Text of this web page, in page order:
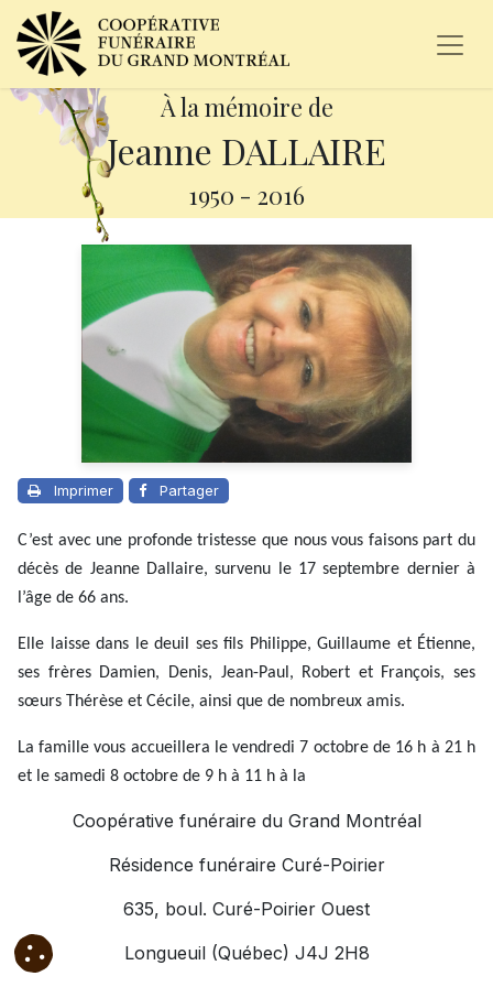
À la mémoire de
Jeanne DALLAIRE
1950 - 2016
Imprimer Partager
C’est avec une profonde tristesse que nous vous faisons part du
décès de Jeanne Dallaire, survenu le 17 septembre dernier à
l’âge de 66 ans.
Elle laisse dans le deuil ses fils Philippe, Guillaume et Étienne,
ses frères Damien, Denis, Jean-Paul, Robert et François, ses
sœurs Thérèse et Cécile, ainsi que de nombreux amis.
La famille vous accueillera le vendredi 7 octobre de 16 h à 21 h
et le samedi 8 octobre de 9 h à 11 h à la
Coopérative funéraire du Grand Montréal
Résidence funéraire Curé-Poirier
635, boul. Curé-Poirier Ouest
Longueuil (Québec) J4J 2H8